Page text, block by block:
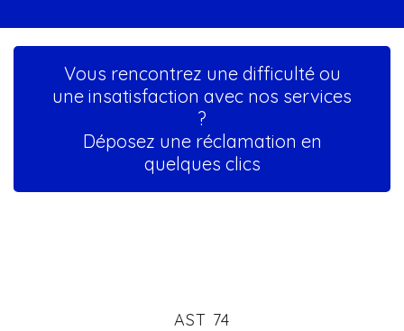
Vous rencontrez une difficulté ou
une insatisfaction avec nos services
?
Déposez une réclamation en
quelques clics
AST 74